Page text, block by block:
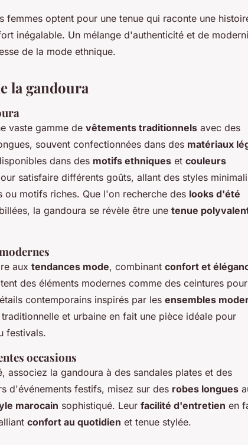
femmes optent pour une tenue qui raconte une
inégalable. Un mélange d'authenticité et de
de la mode ethnique.
la gandoura
vaste gamme de vêtements traditionnels avec des
souvent confectionnées dans des matériaux
dans des motifs ethniques et couleurs
satisfaire différents goûts, allant des styles
ou motifs riches. Que l'on recherche des looks d'été
la gandoura se révèle être une tenue
aux tendances mode, combinant confort et
des éléments modernes comme des ceintures pour
contemporains inspirés par les ensembles
traditionnelle et urbaine en fait une pièce idéale pour
festivals.
occasions
associez la gandoura à des sandales plates et des
d'événements festifs, misez sur des robes longues
marocain sophistiqué. Leur facilité d'entretien en
confort au quotidien et tenue stylée.